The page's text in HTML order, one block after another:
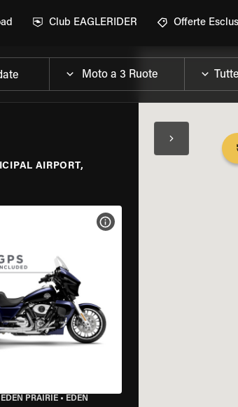
Club EAGLERIDER Offerte
AIRPORT,
DELLA MOTO
PRAIRIE• EDEN
VISUALIZZA SPECIFICHE